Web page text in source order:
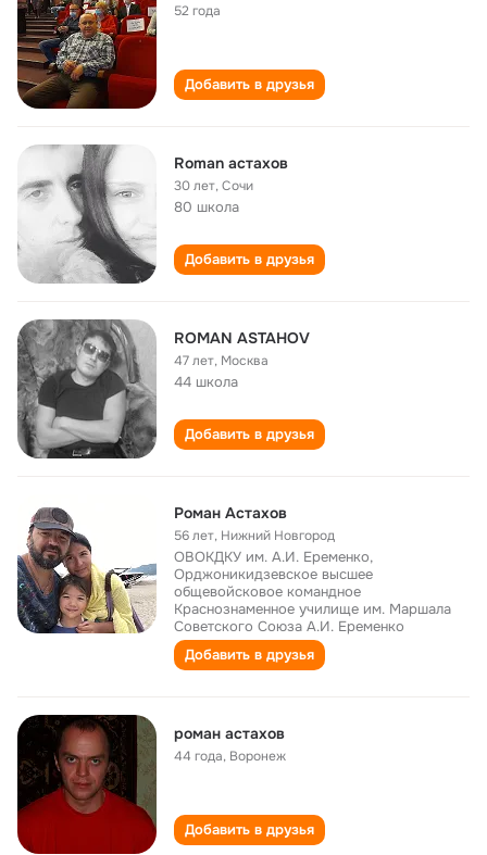
52 года
Добавить в друзья
Roman астахов
30 лет,Сочи
80 школа
Добавить в друзья
ROMAN ASTAHOV
47 лет, Москва
44 школа
Добавить в друзья
Роман Астахов
56 лет, Нижний Новгород
ОВОКДКУ им. А.И. Еременко,
Орджоникидзевское высшее
общевойсковое командное
Краснознаменное училище им. Маршала
Советского Союза А.И. Еременко
Добавить в друзья
роман астахов
44 года, Воронеж
Добавить в друзья